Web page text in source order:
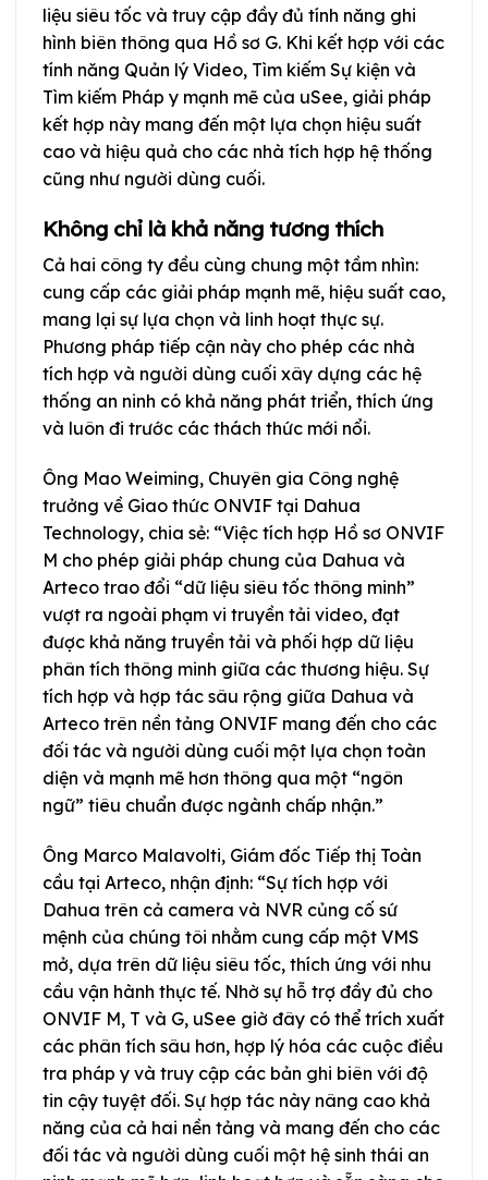
liệu siêu tốc và truy cập đầy đủ tính năng ghi
hình biên thông qua Hồ sơ G. Khi kết hợp với các
tính năng Quản lý Video, Tìm kiếm Sự kiện và
Tìm kiếm Pháp y mạnh mẽ của uSee, giải pháp
kết hợp này mang đến một lựa chọn hiệu suất
cao và hiệu quả cho các nhà tích hợp hệ thống
cũng như người dùng cuối.
Không chỉ là khả năng tương thích
Cả hai công ty đều cùng chung một tầm nhìn:
cung cấp các giải pháp mạnh mẽ, hiệu suất cao,
mang lại sự lựa chọn và linh hoạt thực sự.
Phương pháp tiếp cận này cho phép các nhà
tích hợp và người dùng cuối xây dựng các hệ
thống an ninh có khả năng phát triển, thích ứng
và luôn đi trước các thách thức mới nổi.
Ông Mao Weiming, Chuyên gia Công nghệ
trưởng về Giao thức ONVIF tại Dahua
Technology, chia sẻ: “Việc tích hợp Hồ sơ ONVIF
M cho phép giải pháp chung của Dahua và
Arteco trao đổi “dữ liệu siêu tốc thông minh”
vượt ra ngoài phạm vi truyền tải video, đạt
được khả năng truyền tải và phối hợp dữ liệu
phân tích thông minh giữa các thương hiệu. Sự
tích hợp và hợp tác sâu rộng giữa Dahua và
Arteco trên nền tảng ONVIF mang đến cho các
đối tác và người dùng cuối một lựa chọn toàn
diện và mạnh mẽ hơn thông qua một “ngôn
ngữ” tiêu chuẩn được ngành chấp nhận.”
Ông Marco Malavolti, Giám đốc Tiếp thị Toàn
cầu tại Arteco, nhận định: “Sự tích hợp với
Dahua trên cả camera và NVR củng cố sứ
mệnh của chúng tôi nhằm cung cấp một VMS
mở, dựa trên dữ liệu siêu tốc, thích ứng với nhu
cầu vận hành thực tế. Nhờ sự hỗ trợ đầy đủ cho
ONVIF M, T và G, uSee giờ đây có thể trích xuất
các phân tích sâu hơn, hợp lý hóa các cuộc điều
tra pháp y và truy cập các bản ghi biên với độ
tin cậy tuyệt đối. Sự hợp tác này nâng cao khả
năng của cả hai nền tảng và mang đến cho các
đối tác và người dùng cuối một hệ sinh thái an